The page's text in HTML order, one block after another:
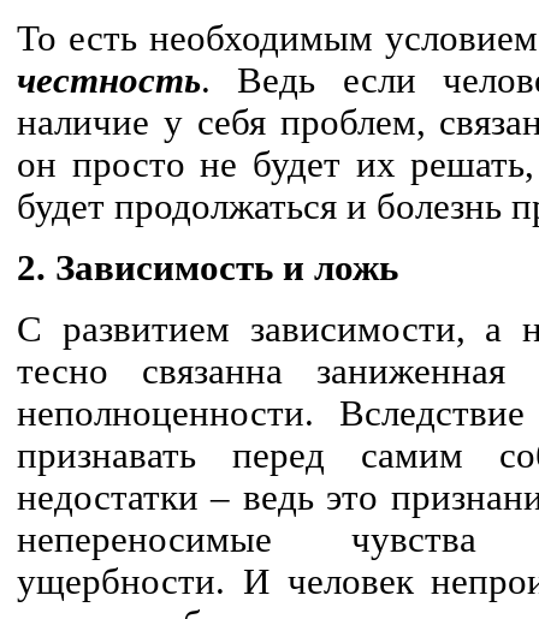
То есть необходимым
честность. Ведь если
наличие у себя проблем,
он просто не будет их
будет продолжаться и болезнь
2. Зависимость и ложь
С развитием зависимости, а
тесно связанна
неполноценности.
признавать перед самим
недостатки – ведь это
непереносимые
ущербности. И человек